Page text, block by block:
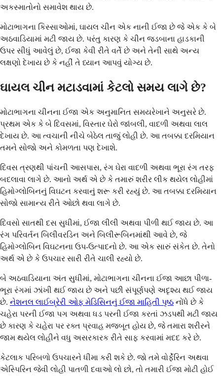
અકસ્માતોનો સમાવેશ થાય છે.
મોટાભાગના કિસ્સાઓમાં, ઘાયલ ચીન એક નાની ઈજા છે જે એક કે બે
અઠવાડિયામાં મટી જાય છે. પરંતુ કારણ કે ચીન જડબાના હાડકાની
ઉપર સીધું આવેલું છે, ઈજા કેવી રીતે વર્તે છે અને તેની સાથે અન્ય
લક્ષણો દેખાય છે કે નહીં તે ધ્યાન આપવું યોગ્ય છે.
ઘાયલ ચીન મટાડવામાં કેટલો સમય લાગે છે?
મોટાભાગના ચીનના ઈજા એક અનુમાનિત સમયરેખાને અનુસરે છે.
પ્રથમ એક કે બે દિવસમાં, વિસ્તાર ઘેરો જાંબલી, વાદળી અથવા લાલ
દેખાય છે. આ ત્વચાની નીચે બેઠેલ તાજું લોહી છે. આ તબક્કા દરમિયાન
તમને સોજો અને કોમળતા પણ દેખાશે.
દિવસ ત્રણથી પાંચની આસપાસ, રંગ ઘેરા વાદળી અથવા ભૂરા રંગ તરફ
બદલાવા લાગે છે. આનો અર્થ એ છે કે તમારું શરીર લીક થયેલ લોહીમાં
હિમોગ્લોબિનનું વિઘટન કરવાનું શરૂ કરી રહ્યું છે. આ તબક્કા દરમિયાન
સોજો સામાન્ય રીતે ઓછો થવા લાગે છે.
દિવસો સાતથી દસ સુધીમાં, ઈજા લીલી અથવા પીળી થઈ જાય છે. આ
રંગ પરિવર્તન બિલીવરડિન અને બિલીરૂબિનમાંથી આવે છે, જે
હિમોગ્લોબિન વિઘટનના ઉપ-ઉત્પાદનો છે. આ એક સારું સંકેત છે. તેનો
અર્થ એ છે કે ઉપચાર સારી રીતે ચાલી રહ્યો છે.
બે અઠવાડિયાના અંત સુધીમાં, મોટાભાગના ચીનના ઈજા આછા પીળા-
ભૂરા રંગમાં ઝાંખી થઈ જાય છે અને પછી સંપૂર્ણપણે અદૃશ્ય થઈ જાય
છે. નેશનલ લાઈબ્રેરી ઓફ મેડિસિનનું ઈજા માહિતી પૃષ્ઠ નોંધે છે કે
ચહેરા પરની ઈજા પગ અથવા ધડ પરની ઈજા કરતાં ઝડપથી મટી જાય
છે કારણ કે ચહેરા પર રક્ત પ્રવાહ મજબૂત હોય છે, જે તમારા શરીરને
જામ થયેલ લોહીને વધુ અસરકારક રીતે સાફ કરવામાં મદદ કરે છે.
કેટલાક પરિબળો ઉપચારને ધીમા કરી શકે છે. જો તમે વોર્ફેરિન અથવા
એસ્પિરિન જેવી લોહી પાતળી દવાઓ લો છો, તો તમારી ઈજા મોટી હોઈ